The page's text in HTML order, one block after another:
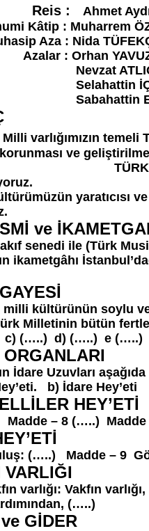
Reis :
Ahmet
: Muharrem
: Nida
Milli varlığımızın
ve
yaratıcısı
ve
senedi ile (Türk
ikametgâhı
milli kültürünün soylu
Milletinin bütün
c) (…..) d) (…..) e (…..)
İdare Uzuvları
b) İdare Hey’eti
HEY’ETİ
– 8 (…..)
(…..) Madde – 9
VARLIĞI
varlığı: Vakfın
(…..)
GİDER